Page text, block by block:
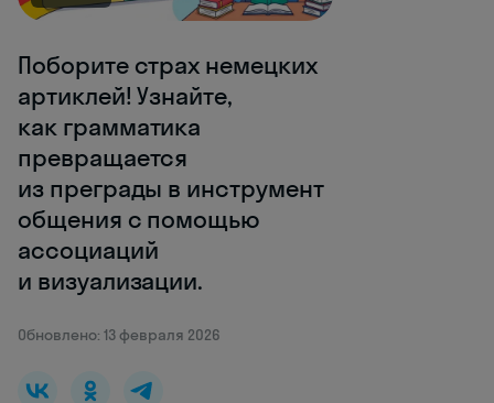
Поборите страх немецких
артиклей! Узнайте,
как грамматика
превращается
из преграды в инструмент
общения с помощью
ассоциаций
и визуализации.
Обновлено: 13 февраля 2026